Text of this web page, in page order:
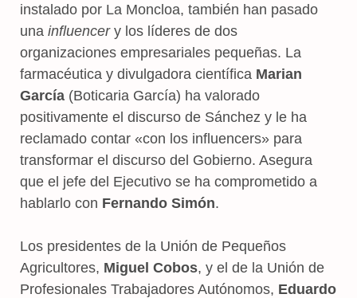
instalado por La Moncloa, también han pasado
una influencery los líderes de dos
organizaciones empresariales pequeñas. La
farmacéutica y divulgadora científica Marian
García (Boticaria García) ha valorado
positivamente el discurso de Sánchez y le ha
reclamado contar «con los influencers» para
transformar el discurso del Gobierno. Asegura
que el jefe del Ejecutivo se ha comprometido a
hablarlo con Fernando Simón.
Los presidentes de la Unión de Pequeños
Agricultores, Miguel Cobos, y el de la Unión de
Profesionales Trabajadores Autónomos, Eduardo